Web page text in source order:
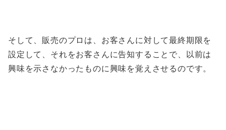
そして、販売のプロは、お客さんに対して最終期限を
設定して、それをお客さんに告知することで、以前は
興味を示さなかったものに興味を覚えさせるのです。